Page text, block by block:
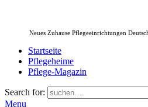
Neues Zuhause Pflegeeinrichtungen
Startseite
Pflegeheime
Pflege-Magazin
Search for:
Menu